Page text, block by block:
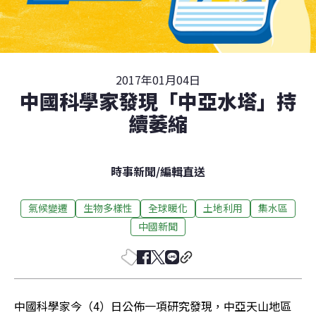
2017年01月04日
中國科學家發現「中亞水塔」持
續萎縮
時事新聞/編輯直送
氣候變遷 生物多樣性 全球暖化 土地利用
集水區
中國新聞
中國科學家今（4）日公佈一項研究發現，中亞天山地區